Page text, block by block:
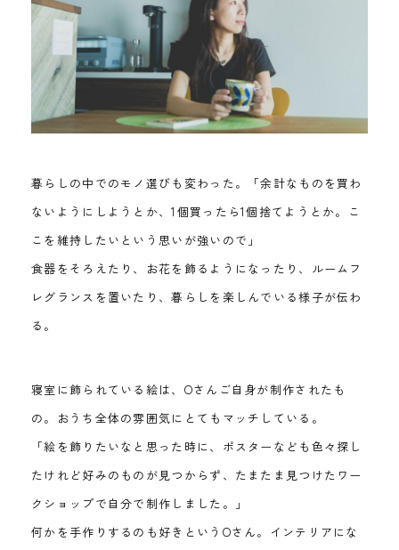
暮らしの中でのモノ選びも変わった。「余計なものを買わ
ないようにしようとか、1個買ったら1個捨てようとか。こ
こを維持したいという思いが強いので」
食器をそろえたり、お花を飾るようになったり、ルームフ
レグランスを置いたり、暮らしを楽しんでいる様子が伝わ
る。
寝室に飾られている絵は、Oさんご自身が制作されたも
の。おうち全体の雰囲気にとてもマッチしている。
「絵を飾りたいなと思った時に、ポスターなども色々探し
たけれど好みのものが見つからず、たまたま見つけたワー
クショップで自分で制作しました。」
何かを手作りするのも好きというOさん。インテリアにな